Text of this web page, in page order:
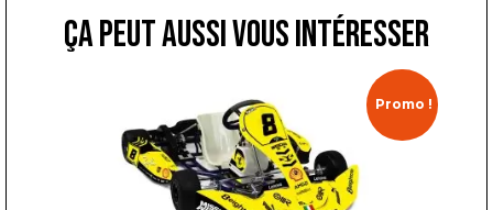
ça peut aussi vous intéresser
Promo !